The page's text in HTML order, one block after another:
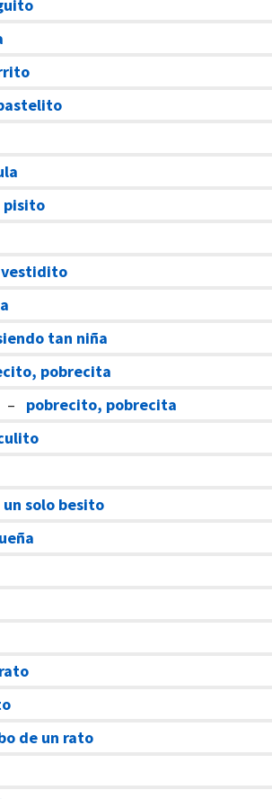
pisito
vestidito
tan niña
pobrecita
– pobrecito, pobrecita
un solo besito
de un rato